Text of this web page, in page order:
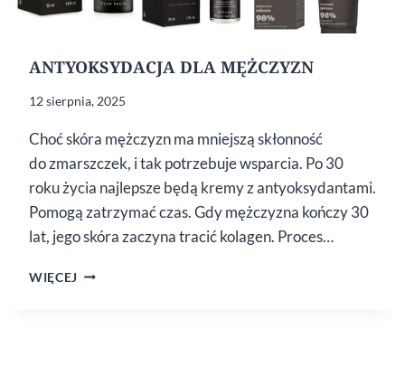
ANTYOKSYDACJA DLA MĘŻCZYZN
12 sierpnia, 2025
Choć skóra mężczyzn ma mniejszą skłonność
do zmarszczek, i tak potrzebuje wsparcia. Po 30
roku życia najlepsze będą kremy z antyoksydantami.
Pomogą zatrzymać czas. Gdy mężczyzna kończy 30
lat, jego skóra zaczyna tracić kolagen. Proces…
WIĘCEJ ANTYOKSYDACJA